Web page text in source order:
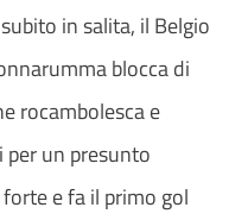
in salita, il Belgio
blocca di
rocambolesca e
un presunto
e fa il primo gol